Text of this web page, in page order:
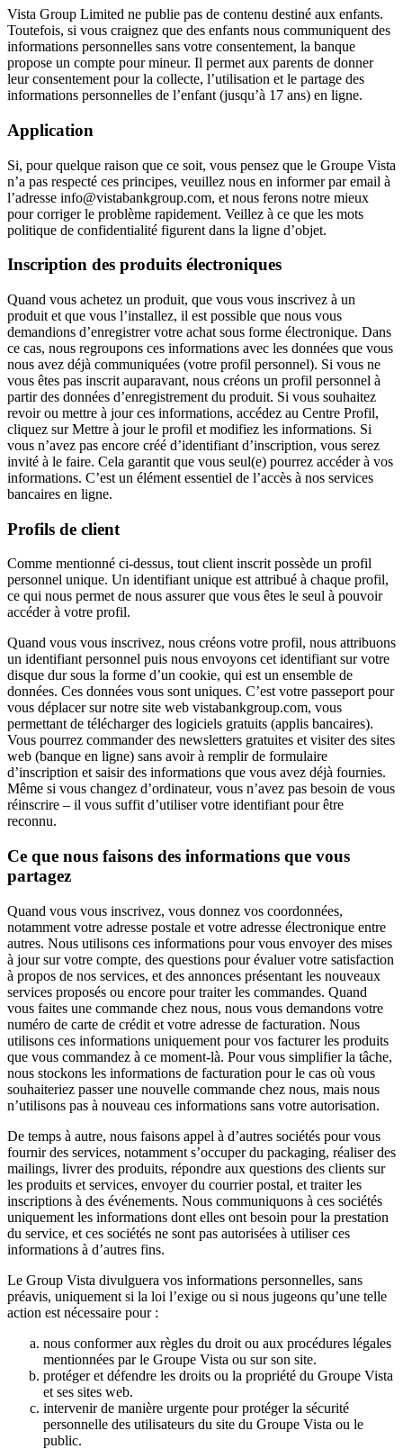
Vista Group Limited ne publie pas de contenu destiné aux enfants.
Toutefois, si vous craignez que des enfants nous communiquent des
informations personnelles sans votre consentement, la banque
propose un compte pour mineur. Il permet aux parents de donner
leur consentement pour la collecte, l’utilisation et le partage des
informations personnelles de l’enfant (jusqu’à 17 ans) en ligne.
Application
Si, pour quelque raison que ce soit, vous pensez que le Groupe Vista
n’a pas respecté ces principes, veuillez nous en informer par email à
l’adresse info@vistabankgroup.com, et nous ferons notre mieux
pour corriger le problème rapidement. Veillez à ce que les mots
politique de confidentialité figurent dans la ligne d’objet.
Inscription des produits électroniques
Quand vous achetez un produit, que vous vous inscrivez à un
produit et que vous l’installez, il est possible que nous vous
demandions d’enregistrer votre achat sous forme électronique. Dans
ce cas, nous regroupons ces informations avec les données que vous
nous avez déjà communiquées (votre profil personnel). Si vous ne
vous êtes pas inscrit auparavant, nous créons un profil personnel à
partir des données d’enregistrement du produit. Si vous souhaitez
revoir ou mettre à jour ces informations, accédez au Centre Profil,
cliquez sur Mettre à jour le profil et modifiez les informations. Si
vous n’avez pas encore créé d’identifiant d’inscription, vous serez
invité à le faire. Cela garantit que vous seul(e) pourrez accéder à vos
informations. C’est un élément essentiel de l’accès à nos services
bancaires en ligne.
Profils de client
Comme mentionné ci-dessus, tout client inscrit possède un profil
personnel unique. Un identifiant unique est attribué à chaque profil,
ce qui nous permet de nous assurer que vous êtes le seul à pouvoir
accéder à votre profil.
Quand vous vous inscrivez, nous créons votre profil, nous attribuons
un identifiant personnel puis nous envoyons cet identifiant sur votre
disque dur sous la forme d’un cookie, qui est un ensemble de
données. Ces données vous sont uniques. C’est votre passeport pour
vous déplacer sur notre site web vistabankgroup.com, vous
permettant de télécharger des logiciels gratuits (applis bancaires).
Vous pourrez commander des newsletters gratuites et visiter des sites
web (banque en ligne) sans avoir à remplir de formulaire
d’inscription et saisir des informations que vous avez déjà fournies.
Même si vous changez d’ordinateur, vous n’avez pas besoin de vous
réinscrire – il vous suffit d’utiliser votre identifiant pour être
reconnu.
Ce que nous faisons des informations que vous
partagez
Quand vous vous inscrivez, vous donnez vos coordonnées,
notamment votre adresse postale et votre adresse électronique entre
autres. Nous utilisons ces informations pour vous envoyer des mises
à jour sur votre compte, des questions pour évaluer votre satisfaction
à propos de nos services, et des annonces présentant les nouveaux
services proposés ou encore pour traiter les commandes. Quand
vous faites une commande chez nous, nous vous demandons votre
numéro de carte de crédit et votre adresse de facturation. Nous
utilisons ces informations uniquement pour vos facturer les produits
que vous commandez à ce moment-là. Pour vous simplifier la tâche,
nous stockons les informations de facturation pour le cas où vous
souhaiteriez passer une nouvelle commande chez nous, mais nous
n’utilisons pas à nouveau ces informations sans votre autorisation.
De temps à autre, nous faisons appel à d’autres sociétés pour vous
fournir des services, notamment s’occuper du packaging, réaliser des
mailings, livrer des produits, répondre aux questions des clients sur
les produits et services, envoyer du courrier postal, et traiter les
inscriptions à des événements. Nous communiquons à ces sociétés
uniquement les informations dont elles ont besoin pour la prestation
du service, et ces sociétés ne sont pas autorisées à utiliser ces
informations à d’autres fins.
Le Group Vista divulguera vos informations personnelles, sans
préavis, uniquement si la loi l’exige ou si nous jugeons qu’une telle
action est nécessaire pour :
nous conformer aux règles du droit ou aux procédures légales
mentionnées par le Groupe Vista ou sur son site.
protéger et défendre les droits ou la propriété du Groupe Vista
et ses sites web.
intervenir de manière urgente pour protéger la sécurité
personnelle des utilisateurs du site du Groupe Vista ou le
public.